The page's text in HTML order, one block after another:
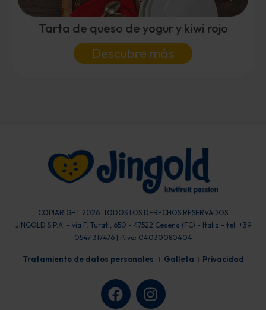
Tarta de queso de yogur y kiwi rojo
Descubre más
COPIARIGHT 2026. TODOS LOS DERECHOS RESERVADOS
JINGOLD S.P.A. - via F. Turati, 650 - 47522 Cesena (FC) - Italia - tel. +39
0547 317476 | P.iva: 04030080404
Tratamiento de datos personales Galleta Privacidad
a
c
n
s